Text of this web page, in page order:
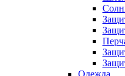
Одежда